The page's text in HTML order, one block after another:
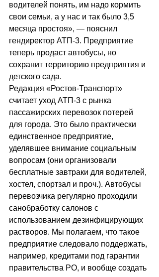
водителей понять, им надо кормить
свои семьи, а у нас и так было 3,5
месяца простоя», — пояснил
гендиректор АТП-3. Предприятие
теперь продаст автобусы, но
сохранит территорию предприятия и
детского сада.
Редакция «Ростов-Транспорт»
считает уход АТП-3 с рынка
пассажирских перевозок потерей
для города. Это было практически
единственное предприятие,
уделявшее внимание социальным
вопросам (они организовали
бесплатные завтраки для водителей,
хостел, спортзал и проч.). Автобусы
перевозчика регулярно проходили
санобработку салонов с
использованием дезинфицирующих
растворов. Мы полагаем, что такое
предприятие следовало поддержать,
например, кредитами под гарантии
правительства РО, и вообще создать